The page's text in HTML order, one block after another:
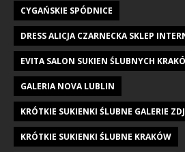
CYGAŃSKIE SPÓDNICE
DRESS ALICJA CZARNECKA SKLEP
EVITA SALON SUKIEN ŚLUBNYCH
GALERIA NOVA LUBLIN
KRÓTKIE SUKIENKI ŚLUBNE GALERIE
KRÓTKIE SUKIENKI ŚLUBNE KRAKÓW